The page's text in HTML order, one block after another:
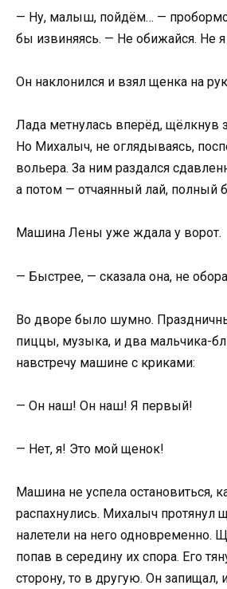
— Ну, малыш, пойдём… —
бы извиняясь. — Не обижайся. Не я
Он наклонился и взял щенка на
Лада метнулась вперёд, щёлкнув
Но Михалыч, не оглядываясь,
вольера. За ним раздался
а потом — отчаянный лай, полный
Машина Лены уже ждала у ворот.
— Быстрее, — сказала она, не
Во дворе было шумно.
пиццы, музыка, и два мальчика-
навстречу машине с криками:
— Он наш! Он наш! Я первый!
— Нет, я! Это мой щенок!
Машина не успела остановиться,
распахнулись. Михалыч протянул
налетели на него одновременно.
попав в середину их спора. Его
сторону, то в другую. Он запищал,